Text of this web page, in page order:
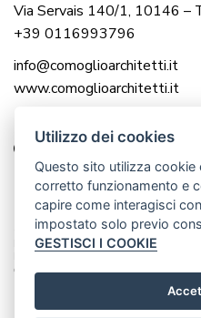
Via Servais 140/1, 10146 –
+39 0116993796
info@comoglioarchitetti.it
www.comoglioarchitetti.it
© 2025 COMOGLIO
P.IVA 12976560016
P.IVA 12983000014
CREATED BY WWW.CRISANDCRIS.NET
Utilizzo dei cookies
Questo sito utilizza cookie
corretto funzionamento e
capire come interagisci
impostato solo previo
GESTISCI I COOKIE